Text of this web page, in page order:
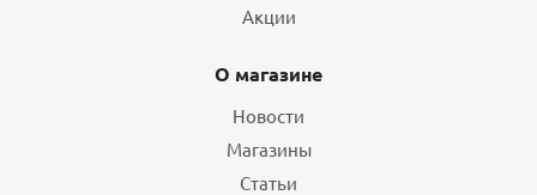
Акции
О магазине
Новости
Магазины
Статьи